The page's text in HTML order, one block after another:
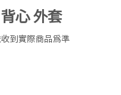
心 外套
到實際商品為準